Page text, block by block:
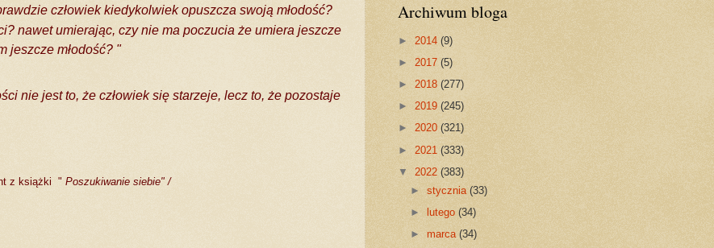
człowiek kiedykolwiek opuszcza swoją młodość?
nawet umierając, czy nie ma poczucia że umiera jeszcze
jeszcze młodość? "
nie jest to, że człowiek się starzeje, lecz to, że pozostaje
z książki " Poszukiwanie siebie" /
Archiwum bloga
► 2014 (9)
► 2017 (5)
► 2018 (277)
► 2019 (245)
► 2020 (321)
► 2021 (333)
▼ 2022 (383)
►stycznia(33)
►
lutego(34)
► marca(34)